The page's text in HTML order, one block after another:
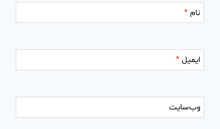
نام*
ایمیل*
وب‌سایت